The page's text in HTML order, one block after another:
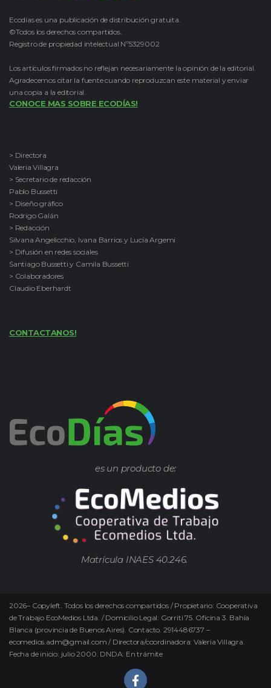
Ecodías es una publicación de distribución gratuita.
©Todos los derechos compartidos.
Registro de propiedad intelectual Nº5329002
Los artículos firmados no reflejan necesariamente la opinión de la editorial.
Agradecemos citar la fuente cuando reproduzcan este material y enviar
una copia a la editorial.
CONOCE MAS SOBRE ECODÍAS!
> Directora
Valeria Villagra
> Secretario de redacción
Pablo Bussetti
> Diseño gráfico
Rodrigo Galán
> Redacción
Silvana Angelicchio, Ivana Barrios y Lucía Argemi
> Difusión en redes sociales
Santiago Bussetti y Camila Bussetti
> Colaboradores
Claudio Eberhardt
CONTACTANOS!
es un producto de:
Matrícula INAES 40.246.
2026– Copyleft. Todos los derechos compartidos / Propietario: Cooperativa
de Trabajo EcoMedios Ltda. / Domicilio Legal: Gorriti 75. Oficina 3. Bahía
Blanca (provincia de Buenos Aires). Contacto. 2914486737 –
ecomedios.adm@gmail.com / Directora/coordinadora: Valeria Villagra.
Fecha de inicio: julio 2000. DNDA: En trámite